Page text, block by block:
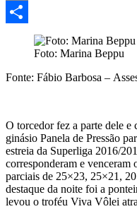
Email
Foto: Marina Beppu
Fonte: Fábio Barbosa –
O torcedor fez a parte dele e
ginásio Panela de Pressão
estreia da Superliga 2016/
corresponderam e venceram
parciais de 25×23, 25×21,
destaque da noite foi a
levou o troféu Viva Vôlei